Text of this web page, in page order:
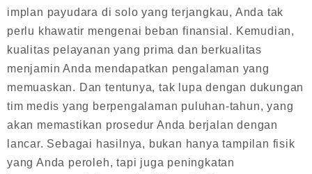
implan payudara di solo yang terjangkau, Anda tak
perlu khawatir mengenai beban finansial. Kemudian,
kualitas pelayanan yang prima dan berkualitas
menjamin Anda mendapatkan pengalaman yang
memuaskan. Dan tentunya, tak lupa dengan dukungan
tim medis yang berpengalaman puluhan-tahun, yang
akan memastikan prosedur Anda berjalan dengan
lancar. Sebagai hasilnya, bukan hanya tampilan fisik
yang Anda peroleh, tapi juga peningkatan